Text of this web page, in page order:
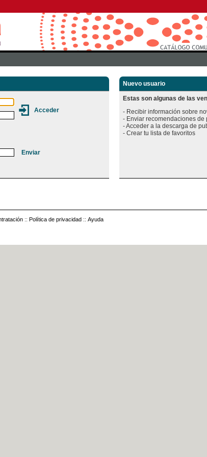
Nuevo usuario
Estas son algunas de las
- Recibir información sobre
- Enviar recomendaciones de
- Acceder a la descarga de
:: Política de privacidad :: Ayuda